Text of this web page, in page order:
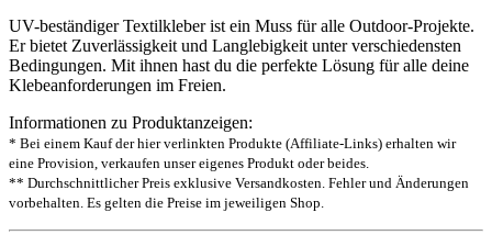
UV-beständiger Textilkleber ist ein Muss für alle Outdoor-Projekte.
Er bietet Zuverlässigkeit und Langlebigkeit unter verschiedensten
Bedingungen. Mit ihnen hast du die perfekte Lösung für alle deine
Klebeanforderungen im Freien.
Informationen zu Produktanzeigen:
* Bei einem Kauf der hier verlinkten Produkte (Affiliate-Links) erhalten wir
eine Provision, verkaufen unser eigenes Produkt oder beides.
** Durchschnittlicher Preis exklusive Versandkosten. Fehler und Änderungen
vorbehalten. Es gelten die Preise im jeweiligen Shop.